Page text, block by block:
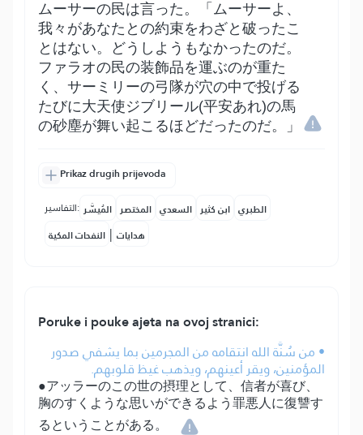
ムーサーの民は言った。「ムーサーよ、
我々があなたとの約束をわざと破ったこ
とはない。どうしようもなかったのだ。
ファラオの民の装飾品を運ぶのが重た
く、サーミリーの弓隊が穴の中で投げる
たびに大天使ジブリール(平安あれ)の馬
の砂塵が舞い起こるほどだったのだ。」
Prikaz drugih prijevoda
التفاسير: المُيسَّر المختصر السعدي ابن كثير الطبري
النفحات المكية | هدايات
Poruke i pouke ajeta na ovoj stranici:
• من سُنَّة الله انتقامه من المجرمين بما يشفي صدور
المؤمنين، ويقر أعينهم، ويذهب غيظ قلوبهم.
●アッラーのこの世の摂理として、信者が喜び、
胸のすくような思いができるよう罪悪人に復讐す
るということがある。